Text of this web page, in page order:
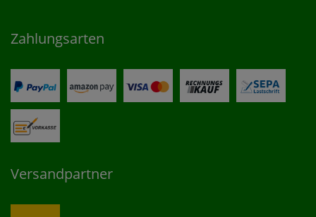
Zahlungsarten
Versandpartner